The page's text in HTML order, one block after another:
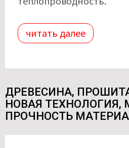
читать далее
ДРЕВЕСИНА,
НОВАЯ
ПРОЧНОСТЬ